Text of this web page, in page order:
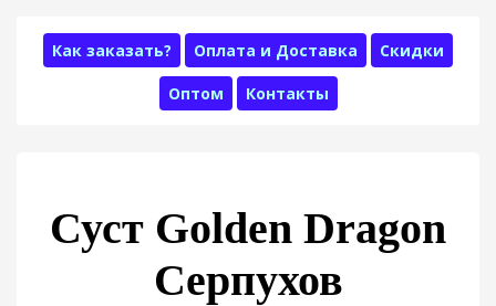
Как заказать? Оплата и Доставка Скидки
Оптом Контакты
Суст Golden Dragon
Серпухов